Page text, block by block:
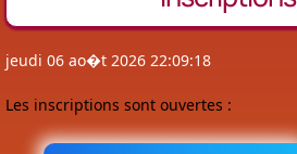
jeudi 06 ao�t 2026 22:09:18
Les inscriptions sont ouvertes :